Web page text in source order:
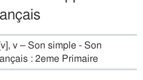
v – Son simple - Son
: 2eme Primaire